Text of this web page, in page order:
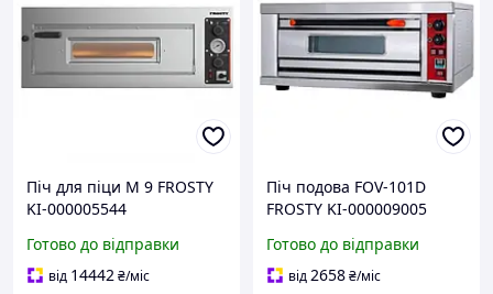
Піч для піци M 9 FROSTY
KI-000005544
Готово до відправки
від 14442₴/міс
Піч подова FOV-101D
FROSTY KI-000009005
Готово до відправки
від2658₴/міс